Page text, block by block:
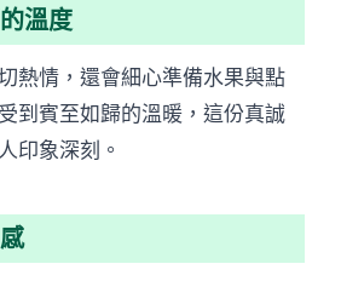
溫度
熱情，還會細心準備水果與點
到賓至如歸的溫暖，這份真誠
印象深刻。